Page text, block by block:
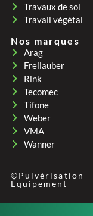
Travaux de sol
Travail végétal
Nos marques
Arag
Freilauber
Rink
Tecomec
Tifone
Weber
VMA
Wanner
©Pulvérisation
Équipement -